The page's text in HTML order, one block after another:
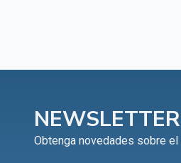
NEWSLETTER
Obtenga novedades sobre el